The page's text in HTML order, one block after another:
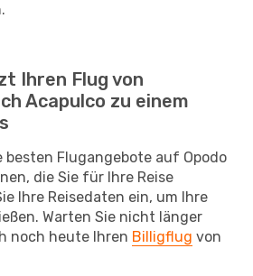
Ihren Flug von
Acapulco zu einem
besten Flugangebote auf Opodo
die Sie für Ihre Reise
Ihre Reisedaten ein, um Ihre
Warten Sie nicht länger
noch heute Ihren Billigflug von